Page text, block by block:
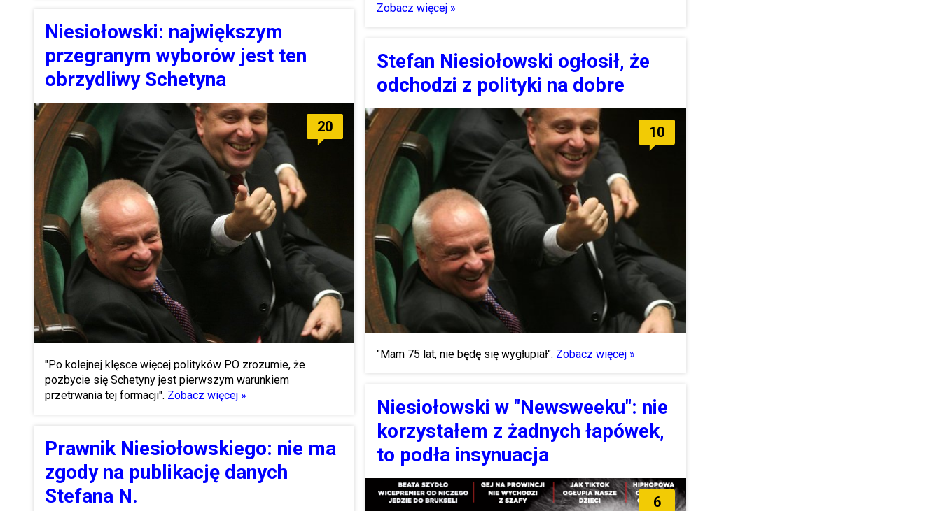
Niesiołowski: największym
przegranym wyborów jest ten
obrzydliwy Schetyna
20
"Po kolejnej klęsce więcej polityków PO zrozumie, że
pozbycie się Schetyny jest pierwszym warunkiem
przetrwania tej formacji". Zobacz więcej »
Prawnik Niesiołowskiego: nie ma
zgody na publikację danych
Stefana N.
Zobacz więcej »
Stefan Niesiołowski ogłosił, że
odchodzi z polityki na dobre
10
"Mam 75 lat, nie będę się wygłupiał". Zobacz więcej »
Niesiołowski w "Newsweeku": nie
korzystałem z żadnych łapówek,
to podła insynuacja
6